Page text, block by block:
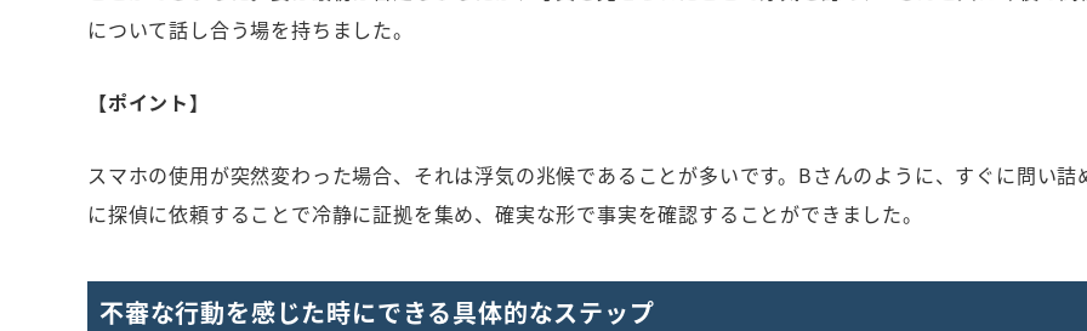
について話し合う場を持ちました。
【ポイント】
スマホの使用が突然変わった場合、それは浮気の兆候であることが多いです。Bさんのように、すぐに問い詰
に探偵に依頼することで冷静に証拠を集め、確実な形で事実を確認することができました。
不審な行動を感じた時にできる具体的なステップ